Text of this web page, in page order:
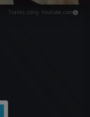
Trailer, zdroj: Youtube.com